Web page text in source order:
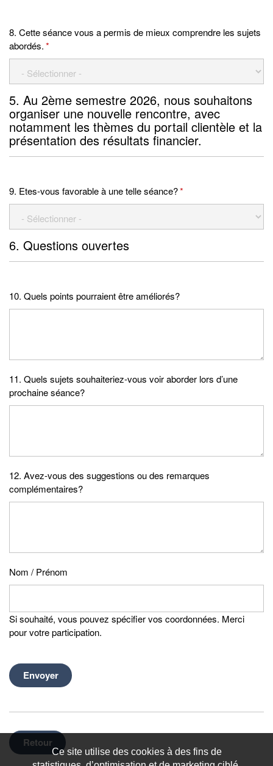
8. Cette séance vous a permis de mieux comprendre les sujets
abordés.*
5. Au 2ème semestre 2026, nous souhaitons
organiser une nouvelle rencontre, avec
notamment les thèmes du portail clientèle et la
présentation des résultats financier.
9. Etes-vous favorable à une telle séance?*
6. Questions ouvertes
10. Quels points pourraient être améliorés?
11. Quels sujets souhaiteriez-vous voir aborder lors d’une
prochaine séance?
12. Avez-vous des suggestions ou des remarques
complémentaires?
Nom / Prénom
Si souhaité, vous pouvez spécifier vos coordonnées. Merci
pour votre participation.
Envoyer
Retour
Ce site utilise des cookies à des fins de